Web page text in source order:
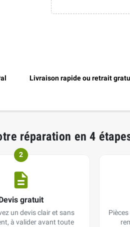
Livraison rapide ou retrait
réparation en 4
2
gratuit
un devis clair et sans
à valider avant toute